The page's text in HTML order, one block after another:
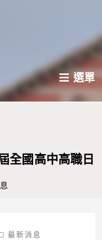
選單
全國高中高職日
最新消息